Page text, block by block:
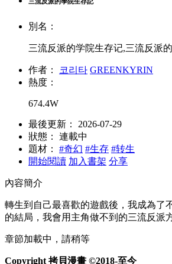
別名：
三流反派的学院生存记,三流反派
作者： 코리타 GREENKYRIN
熱度：
674.4W
最後更新：
2026-07-29
狀態：
連載中
題材：
#奇幻 #生存 #转生
開始閱讀 加入書架 分享
內容簡介
轉生到自己最喜歡的遊戲後，我成為了
的結局，我會用主角做不到的三流反派
章節加載中，請稍等
Copyright 拷貝漫畫 ©2018-至今